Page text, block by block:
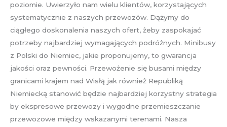
poziomie. Uwierzyło nam wielu klientów, korzystających
systematycznie z naszych przewozów. Dążymy do
ciągłego doskonalenia naszych ofert, żeby zaspokajać
potrzeby najbardziej wymagających podróżnych. Minibusy
z Polski do Niemiec, jakie proponujemy, to gwarancja
jakości oraz pewności. Przewożenie się busami między
granicami krajem nad Wisłą jak również Republiką
Niemiecką stanowić będzie najbardziej korzystny strategia
by ekspresowe przewozy i wygodne przemieszczanie
przewozowe między wskazanymi terenami. Nasza